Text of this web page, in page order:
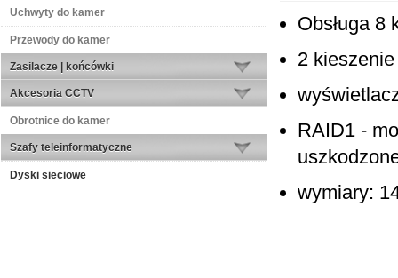
Uchwyty do kamer
Przewody do kamer
Zasilacze | końcówki
Akcesoria CCTV
Obrotnice do kamer
Szafy teleinformatyczne
Dyski sieciowe
Obsługa 8
2
RAID1 -
wymiary: